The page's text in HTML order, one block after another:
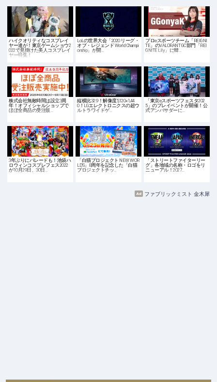
ハイクオリティなコスプレイ
ヤー達が！東京ゲームショウ2
022で見掛けた美人コスプレイ
ヤー特集！
LoLの世界大会「2020 リーグ・
オブ・レジェンド World Champi
onship」が開…
プロeスポーツチーム「REIGNI
TE」のVALORANT GC部門「REI
GNITE Lily」に韓…
株式会社無敵時間は設立3周
年！オフィシャルショップで
ほぼ全商品の受注販…
縦横比32:9！解像度5,120×1,44
0！LGエレクトロニクスの超ウ
ルトラワイドゲ…
「東京eスポーツフェスタ202
5」のプレイベントが開催！公
式アンバサダーに…
3年ぶりにパレードも！池袋ハ
ロウィンコスプレフェス2022
が10月29日、30日…
「白猫プロジェクト NEW WOR
LD'S」8周年を記念した「白猫
プロジェクトチッ…
「ストリートファイターリー
グ」各地域の名称・ロゴをリ
ニューアル！2027…
ファブリックミスト 金木犀